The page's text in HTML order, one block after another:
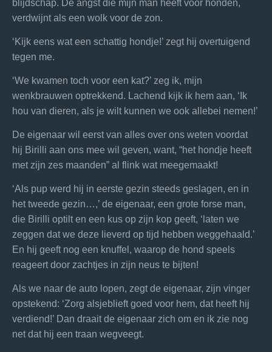
blijdschap. De angst die mijn man heeft voor honden,
verdwijnt als een wolk voor de zon.
‘Kijk eens wat een schattig hondje!’ zegt hij overtuigend
tegen me.
‘We kwamen toch voor een kat?’ zeg ik, mijn
wenkbrauwen optrekkend. Lachend kijk ik hem aan, ‘Ik
hou van dieren, als je wilt kunnen we ook allebei nemen!’
De eigenaar wil eerst van alles over ons weten voordat
hij Birilli aan ons mee wil geven, want, “het hondje heeft
met zijn zes maanden” al flink wat meegemaakt!
‘Als pup werd hij in eerste gezin steeds geslagen, en in
het tweede gezin…,’ de eigenaar, een grote forse man,
die Birilli optilt en een kus op zijn kop geeft, ‘laten we
zeggen dat we deze lieverd op tijd hebben weggehaald.’
En hij geeft nog een knuffel, waarop de hond speels
reageert door zachtjes in zijn neus te bijten!
Als we naar de auto lopen, zegt de eigenaar, zijn vinger
opstekend: ‘Zorg alsjeblieft goed voor hem, dat heeft hij
verdiend!’ Dan draait de eigenaar zich om en ik zie nog
net dat hij een traan wegveegt.